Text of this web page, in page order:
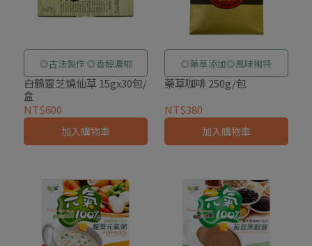
◎古法製作 ◎香醇濃郁
白鶴靈芝燒仙草 15gx30包/
盒
NT$600
加入購物車
◎藥草添加◎風味獨特
藥草咖啡 250g/包
NT$380
加入購物車